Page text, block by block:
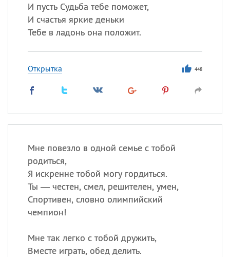
И пусть Судьба тебе поможет,
И счастья яркие деньки
Тебе в ладонь она положит.
Открытка 448
Мне повезло в одной семье с тобой
родиться,
Я искренне тобой могу гордиться.
Ты — честен, смел, решителен, умен,
Спортивен, словно олимпийский
чемпион!
Мне так легко с тобой дружить,
Вместе играть, обед делить.